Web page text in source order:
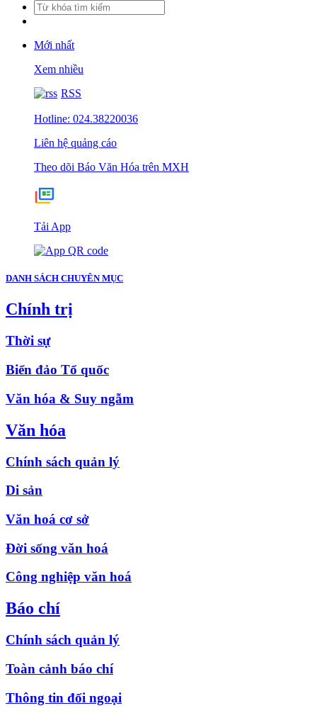
Mới nhất
Xem nhiều
RSS
Hotline: 024.38220036
Liên hệ quảng cáo
Theo dõi Báo Văn Hóa trên MXH
Tải App
DANH SÁCH CHUYÊN MỤC
Chính trị
Thời sự
Biển đảo Tổ quốc
Văn hóa & Suy ngẫm
Văn hóa
Chính sách quản lý
Di sản
Văn hoá cơ sở
Đời sống văn hoá
Công nghiệp văn hoá
Báo chí
Chính sách quản lý
Toàn cảnh báo chí
Thông tin đối ngoại